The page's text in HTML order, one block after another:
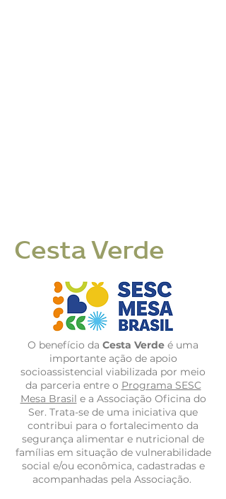
Cesta Verde
O benefício da Cesta Verde é uma
importante ação de apoio
socioassistencial viabilizada por meio
da parceria entre o Programa SESC
Mesa Brasil e a Associação Oficina do
Ser. Trata-se de uma iniciativa que
contribui para o fortalecimento da
segurança alimentar e nutricional de
famílias em situação de vulnerabilidade
social e/ou econômica, cadastradas e
acompanhadas pela Associação.